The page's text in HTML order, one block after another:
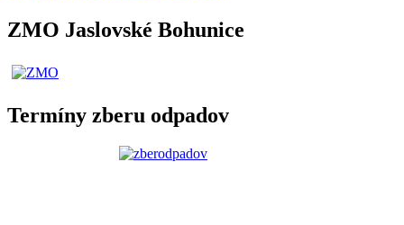
ZMO Jaslovské Bohunice
Termíny zberu odpadov